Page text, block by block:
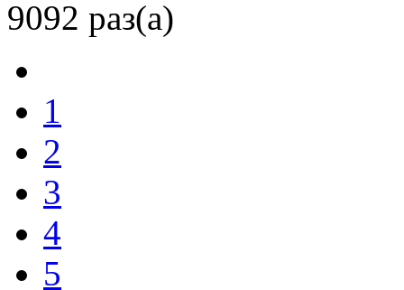
9092 раз(а)
1
2
3
4
5